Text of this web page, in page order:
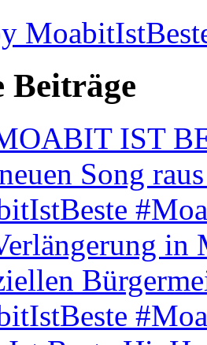
Beiträge
IST
Song
in